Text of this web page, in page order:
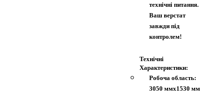
технічні питання.
Ваш верстат
завжди під
контролем!
Технічні
Характеристики:
Робоча область:
3050 ммx1530 мм